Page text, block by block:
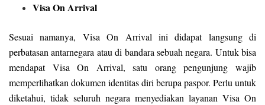
Visa On Arrival
Sesuai namanya, Visa On Arrival ini didapat langsung di
perbatasan antarnegara atau di bandara sebuah negara. Untuk bisa
mendapat Visa On Arrival, satu orang pengunjung wajib
memperlihatkan dokumen identitas diri berupa paspor. Perlu untuk
diketahui, tidak seluruh negara menyediakan layanan Visa On